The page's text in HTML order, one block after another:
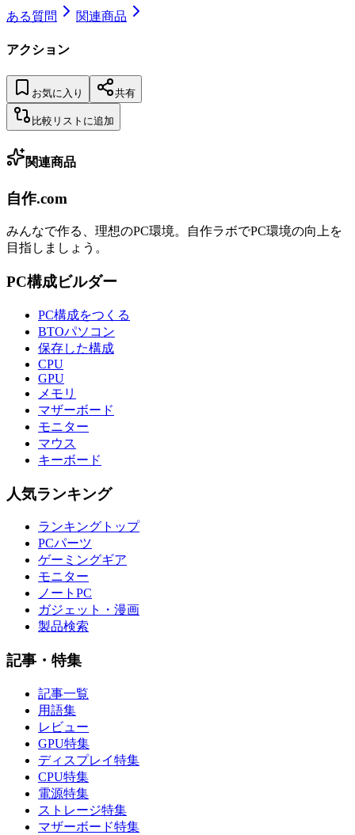
ある質問
関連商品
アクション
お気に入り 共有
比較リストに追加
関連商品
自作.com
みんなで作る、理想のPC環境。 自作ラボでPC環境の向上を
目指しましょう。
PC構成ビルダー
PC構成をつくる
BTOパソコン
保存した構成
CPU
GPU
メモリ
マザーボード
モニター
マウス
キーボード
人気ランキング
ランキングトップ
PCパーツ
ゲーミングギア
モニター
ノートPC
ガジェット・漫画
製品検索
記事・特集
記事一覧
用語集
レビュー
GPU特集
ディスプレイ特集
CPU特集
電源特集
ストレージ特集
マザーボード特集